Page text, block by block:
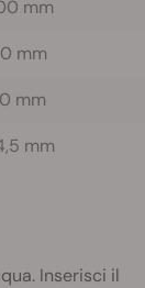
mm
mm
mm
mm
Inserisci il